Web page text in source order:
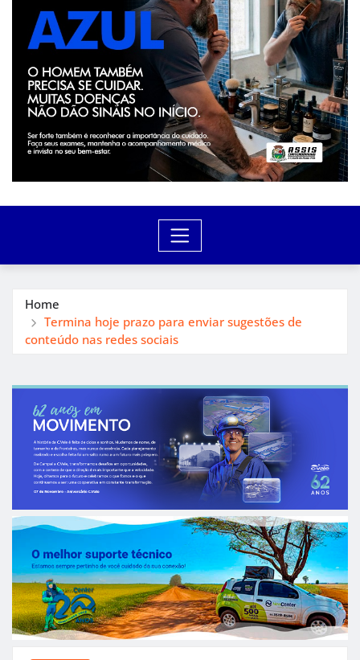
Home
Termina hoje prazo para enviar sugestões de
conteúdo nas redes sociais